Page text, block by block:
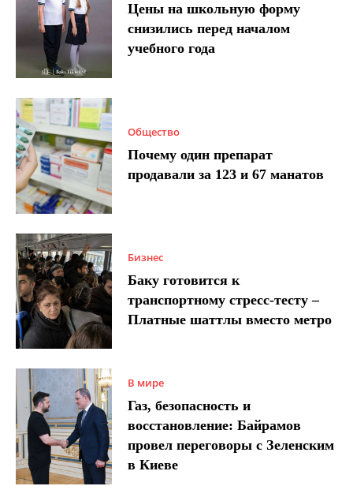
Цены на школьную форму
снизились перед началом
учебного года
Общество
Почему один препарат
продавали за 123 и 67 манатов
Бизнес
Баку готовится к
транспортному стресс-тесту –
Платные шаттлы вместо метро
В мире
Газ, безопасность и
восстановление: Байрамов
провел переговоры с Зеленским
в Киеве